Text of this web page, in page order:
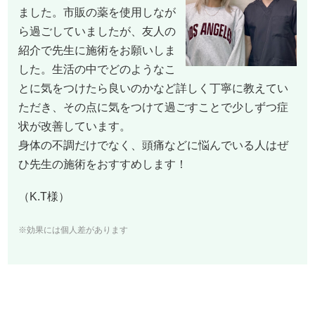
ました。市販の薬を使用しなが
ら過ごしていましたが、友人の
紹介で先生に施術をお願いしま
した。生活の中でどのようなこ
とに気をつけたら良いのかなど詳しく丁寧に教えてい
ただき、その点に気をつけて過ごすことで少しずつ症
状が改善しています。
身体の不調だけでなく、頭痛などに悩んでいる人はぜ
ひ先生の施術をおすすめします！
（K.T様）
※効果には個人差があります